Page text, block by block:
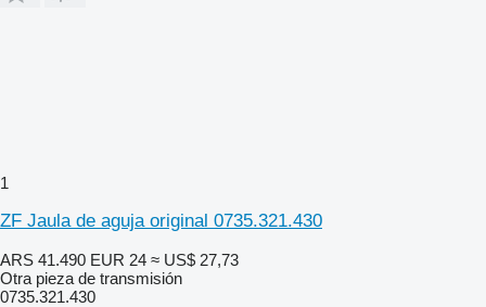
1
ZF Jaula de aguja original 0735.321.430
ARS 41.490 EUR 24 ≈ US$ 27,73
Otra pieza de transmisión
0735.321.430